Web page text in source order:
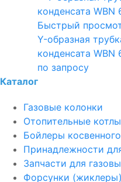
Быстрый
Y-образная
конденсата
по запросу
Каталог
Газовые колонки
Отопительные котлы
Бойлеры
Принадлежности
Запчасти для
Форсунки (жиклеры)